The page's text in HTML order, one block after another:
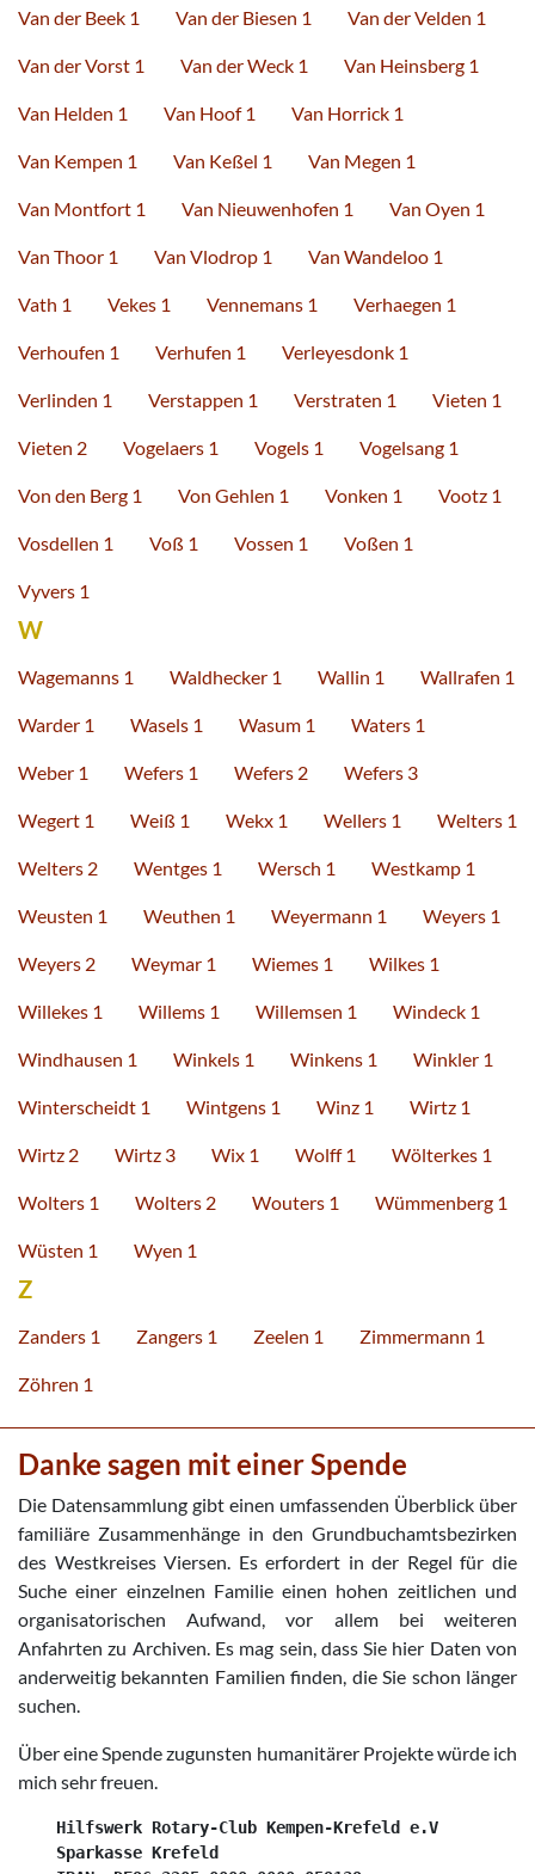
Van der Beek 1 Van der Biesen 1 Van der Velden 1
Van der Vorst 1 Van der Weck 1 Van Heinsberg 1
Van Helden 1 Van Hoof 1 Van Horrick 1
Van Kempen 1 Van Keßel 1 Van Megen 1
Van Montfort 1 Van Nieuwenhofen 1 Van Oyen 1
Van Thoor 1 Van Vlodrop 1 Van Wandeloo 1
Vath 1 Vekes 1 Vennemans 1 Verhaegen 1
Verhoufen 1 Verhufen 1 Verleyesdonk 1
Verlinden 1 Verstappen 1 Verstraten 1 Vieten 1
Vieten 2 Vogelaers 1 Vogels 1 Vogelsang 1
Von den Berg 1 Von Gehlen 1 Vonken 1 Vootz 1
Vosdellen 1 Voß 1 Vossen 1 Voßen 1
Vyvers 1
W
Wagemanns 1 Waldhecker 1 Wallin 1 Wallrafen 1
Warder 1 Wasels 1 Wasum 1 Waters 1
Weber 1 Wefers 1 Wefers 2 Wefers 3
Wegert 1 Weiß 1 Wekx 1 Wellers 1 Welters 1
Welters 2 Wentges 1 Wersch 1 Westkamp 1
Weusten 1 Weuthen 1 Weyermann 1 Weyers 1
Weyers 2 Weymar 1 Wiemes 1 Wilkes 1
Willekes 1 Willems 1 Willemsen 1 Windeck 1
Windhausen 1 Winkels 1 Winkens 1 Winkler 1
Winterscheidt 1 Wintgens 1 Winz 1 Wirtz 1
Wirtz 2 Wirtz 3 Wix 1 Wolff 1 Wölterkes 1
Wolters 1 Wolters 2 Wouters 1 Wümmenberg 1
Wüsten 1 Wyen 1
Z
Zanders 1 Zangers 1 Zeelen 1 Zimmermann 1
Zöhren 1
Danke sagen mit einer Spende
Die Datensammlung gibt einen umfassenden Überblick über
familiäre Zusammenhänge in den Grundbuchamtsbezirken
des Westkreises Viersen. Es erfordert in der Regel für die
Suche einer einzelnen Familie einen hohen zeitlichen und
organisatorischen Aufwand, vor allem bei weiteren
Anfahrten zu Archiven. Es mag sein, dass Sie hier Daten von
anderweitig bekannten Familien finden, die Sie schon länger
suchen.
Über eine Spende zugunsten humanitärer Projekte würde ich
mich sehr freuen.
    Hilfswerk Rotary-Club Kempen-Krefeld e.V
    Sparkasse Krefeld